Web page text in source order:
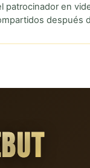
patrocinador en
después